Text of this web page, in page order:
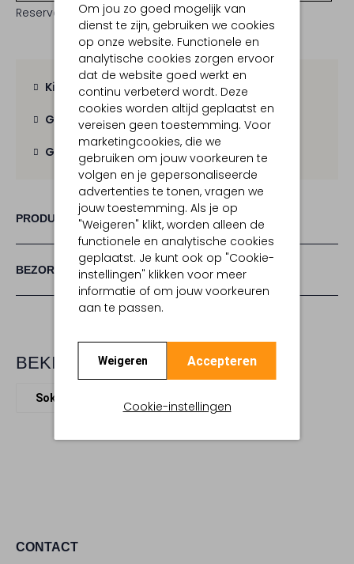
Om jou zo goed mogelijk van
dienst te zijn, gebruiken we cookies
op onze website. Functionele en
analytische cookies zorgen ervoor
dat de website goed werkt en
continu verbeterd wordt. Deze
cookies worden altijd geplaatst en
vereisen geen toestemming. Voor
marketingcookies, die we
gebruiken om jouw voorkeuren te
volgen en je gepersonaliseerde
advertenties te tonen, vragen we
jouw toestemming. Als je op
"Weigeren" klikt, worden alleen de
functionele en analytische cookies
geplaatst. Je kunt ook op "Cookie-
instellingen" klikken voor meer
informatie of om jouw voorkeuren
aan te passen.
Weigeren Accepteren
Cookie-instellingen
Reserveer direct in een van onze 19 boutiques
Kies zelf je bezorgmoment
Gratis verzendingvanaf € 100,-
Gratis retourbinnen 30 dagen
PRODUCT INFORMATIE
BEZORGEN & RETOURNEREN
BEKIJK MEER
Sokken
CONTACT